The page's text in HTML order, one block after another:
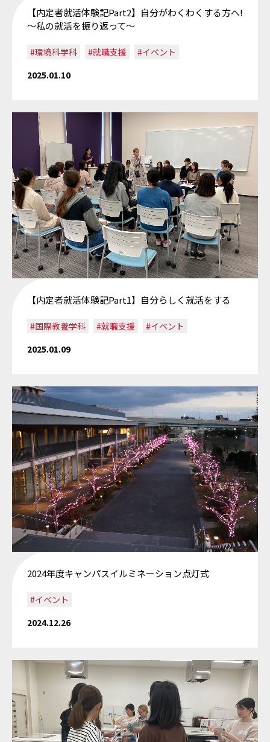
【内定者就活体験記Part2】自分がわくわくする方へ!
～私の就活を振り返って～
#環境科学科 #就職支援
#イベント
2025.01.10
【内定者就活体験記Part1】自分らしく就活をする
#国際教養学科 #就職支援
#イベント
2025.01.09
2024年度キャンパスイルミネーション点灯式
#イベント
2024.12.26